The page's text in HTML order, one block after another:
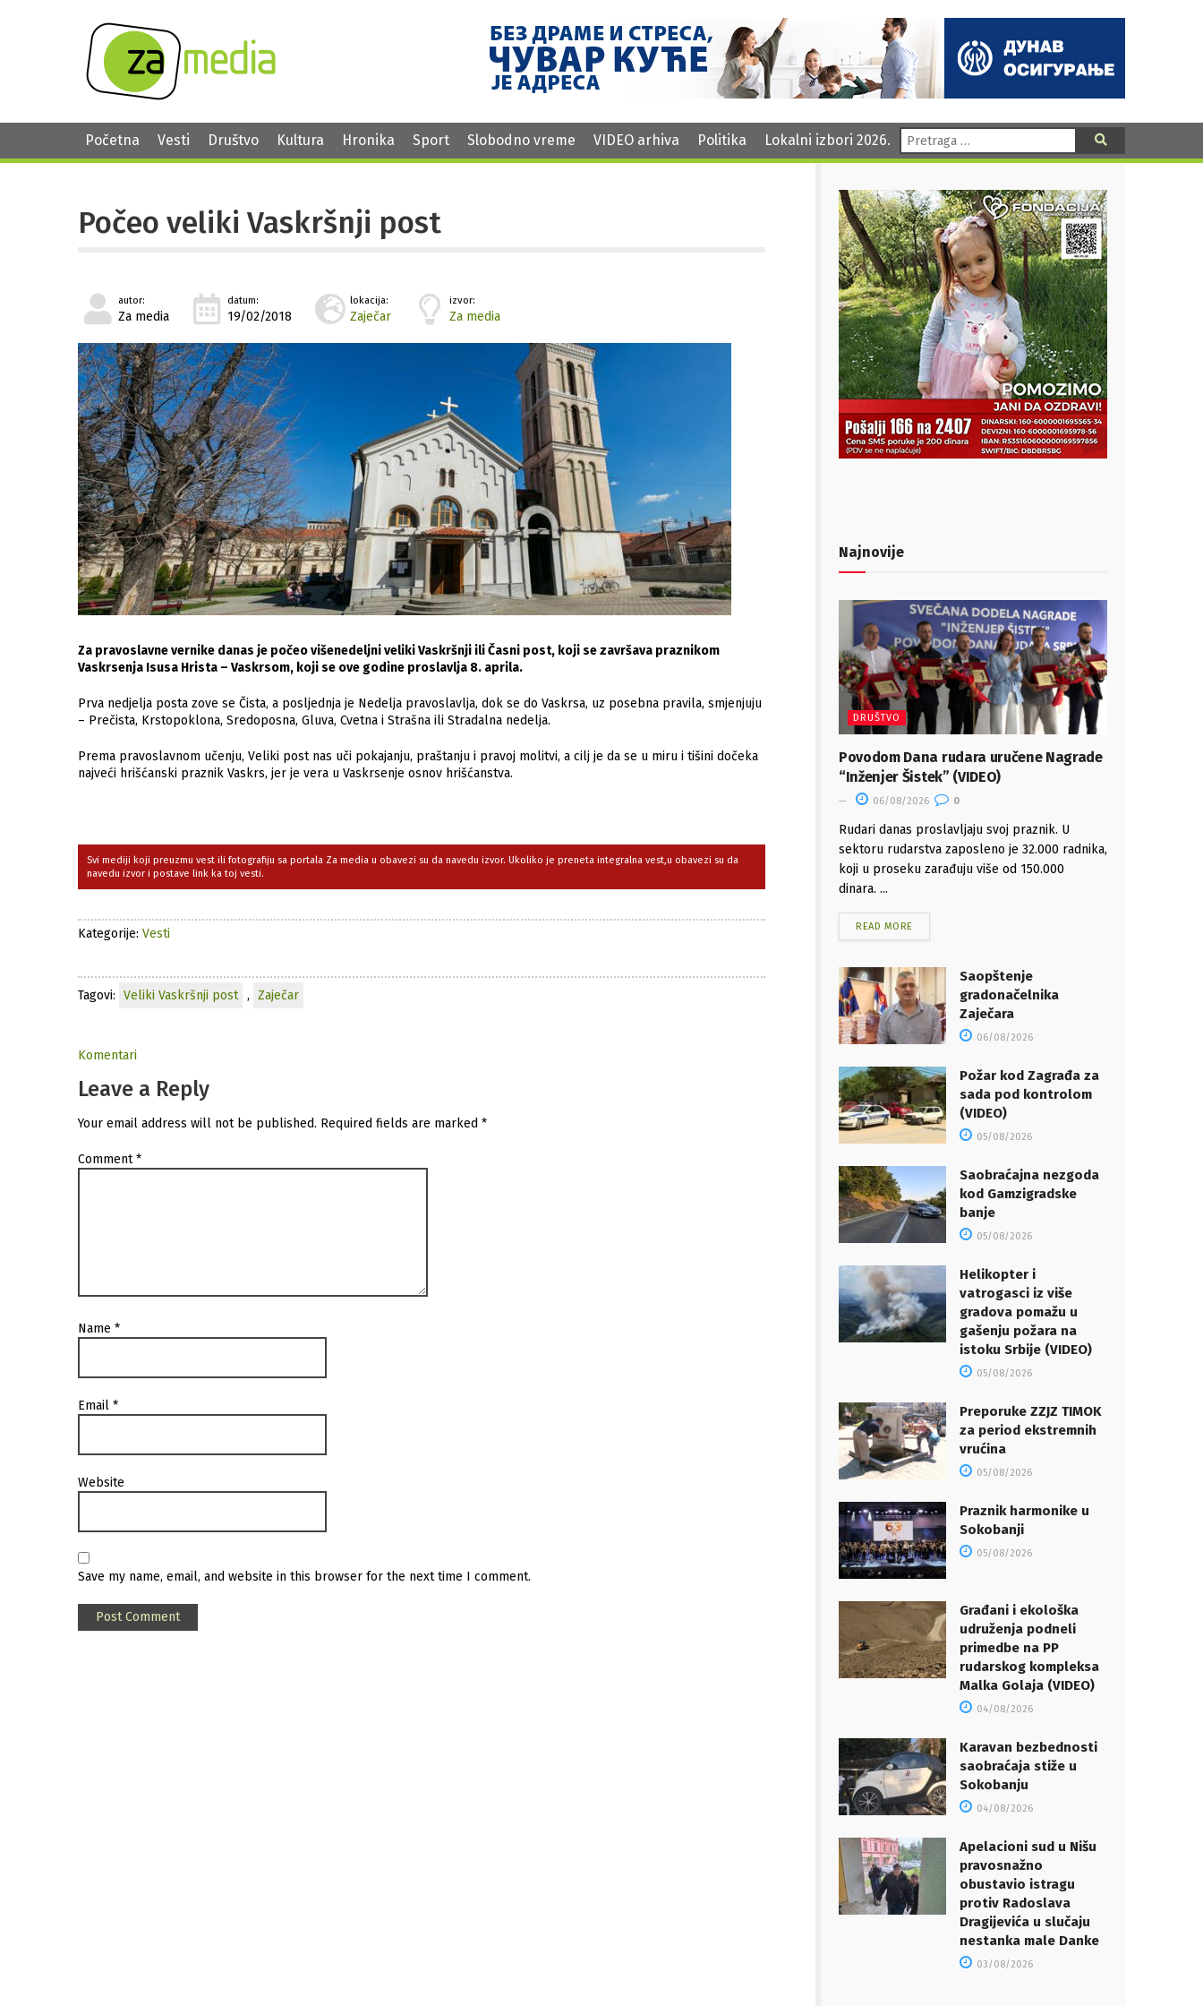
Početna Vesti Društvo Kultura Hronika Sport Slobodno vreme VIDEO arhiva Politika Lokalni izbori 2026. Pretraga:
Počeo veliki Vaskršnji post
autor:
Za media
datum:
19/02/2018
lokacija:
Zaječar
izvor:
Za media
Za pravoslavne vernike danas je počeo višenedeljni veliki Vaskršnji ili Časni post, koji se završava praznikom
Vaskrsenja Isusa Hrista – Vaskrsom, koji se ove godine proslavlja 8. aprila.
Prva nedjelja posta zove se Čista, a posljednja je Nedelja pravoslavlja, dok se do Vaskrsa, uz posebna pravila, smjenjuju
– Prečista, Krstopoklona, Sredoposna, Gluva, Cvetna i Strašna ili Stradalna nedelja.
Prema pravoslavnom učenju, Veliki post nas uči pokajanju, praštanju i pravoj molitvi, a cilj je da se u miru i tišini dočeka
najveći hrišćanski praznik Vaskrs, jer je vera u Vaskrsenje osnov hrišćanstva.
Svi mediji koji preuzmu vest ili fotografiju sa portala Za media u obavezi su da navedu izvor. Ukoliko je preneta integralna vest,u obavezi su da
navedu izvor i postave link ka toj vesti.
Kategorije: Vesti
Tagovi: Veliki Vaskršnji post , Zaječar
Komentari
Leave a Reply
Your email address will not be published. Required fields are marked *
Comment*
Name *
Email *
Website
Save my name, email, and website in this browser for the next time I comment.
Najnovije
DRUŠTVO
Povodom Dana rudara uručene Nagrade
“Inženjer Šistek” (VIDEO)
06/08/2026 0
Rudari danas proslavljaju svoj praznik. U
sektoru rudarstva zaposleno je 32.000 radnika,
koji u proseku zarađuju više od 150.000
dinara. ...
READ MORE
Saopštenje
gradonačelnika
Zaječara
06/08/2026
Požar kod Zagrađa za
sada pod kontrolom
(VIDEO)
05/08/2026
Saobraćajna nezgoda
kod Gamzigradske
banje
05/08/2026
Helikopter i
vatrogasci iz više
gradova pomažu u
gašenju požara na
istoku Srbije (VIDEO)
05/08/2026
Preporuke ZZJZ TIMOK
za period ekstremnih
vrućina
05/08/2026
Praznik harmonike u
Sokobanji
05/08/2026
Građani i ekološka
udruženja podneli
primedbe na PP
rudarskog kompleksa
Malka Golaja (VIDEO)
04/08/2026
Karavan bezbednosti
saobraćaja stiže u
Sokobanju
04/08/2026
Apelacioni sud u Nišu
pravosnažno
obustavio istragu
protiv Radoslava
Dragijevića u slučaju
nestanka male Danke
03/08/2026